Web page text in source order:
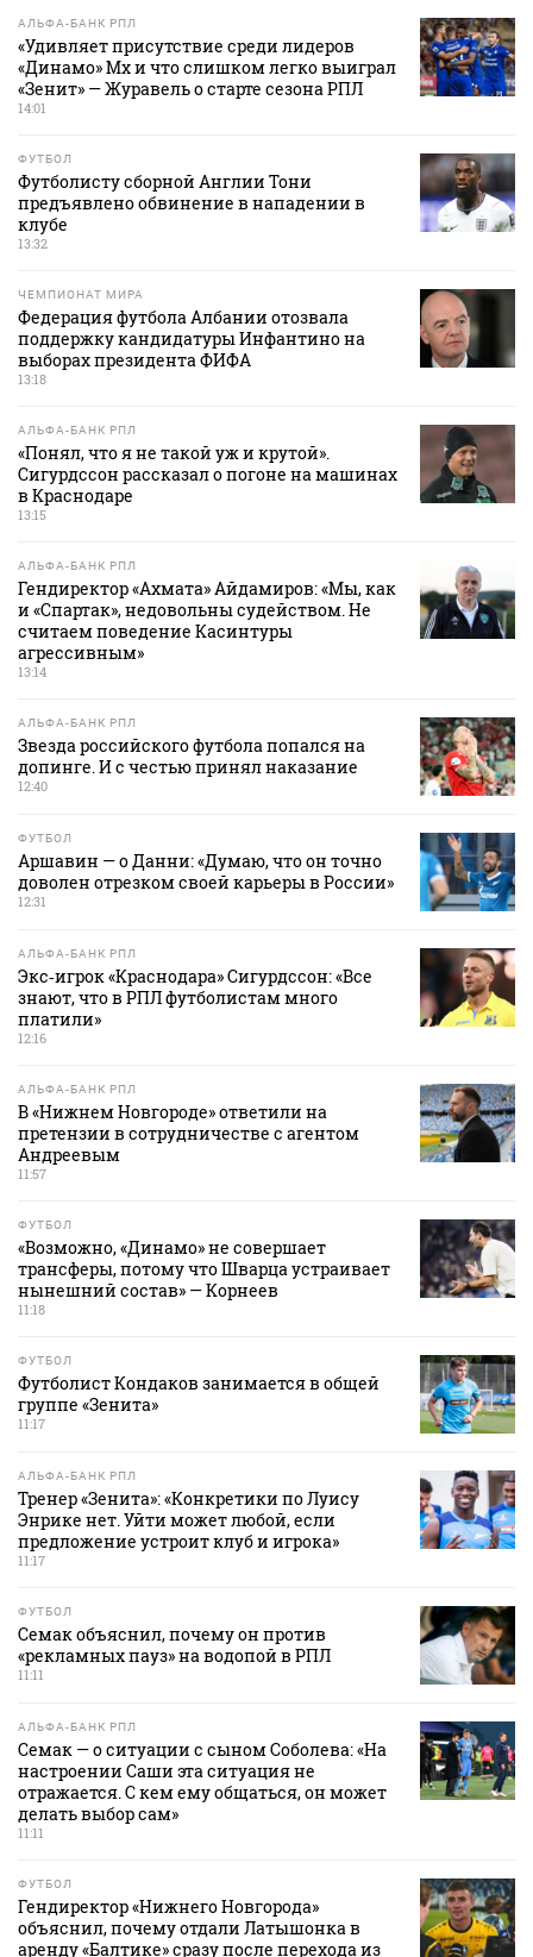
АЛЬФА-БАНК РПЛ
«Удивляет присутствие среди лидеров
«Динамо» Мх и что слишком легко выиграл
«Зенит» — Журавель о старте сезона РПЛ
14:01
ФУТБОЛ
Футболисту сборной Англии Тони
предъявлено обвинение в нападении в
клубе
13:32
ЧЕМПИОНАТ МИРА
Федерация футбола Албании отозвала
поддержку кандидатуры Инфантино на
выборах президента ФИФА
13:18
АЛЬФА-БАНК РПЛ
«Понял, что я не такой уж и крутой».
Сигурдссон рассказал о погоне на машинах
в Краснодаре
13:15
АЛЬФА-БАНК РПЛ
Гендиректор «Ахмата» Айдамиров: «Мы, как
и «Спартак», недовольны судейством. Не
считаем поведение Касинтуры
агрессивным»
13:14
АЛЬФА-БАНК РПЛ
Звезда российского футбола попался на
допинге. И с честью принял наказание
12:40
ФУТБОЛ
Аршавин — о Данни: «Думаю, что он точно
доволен отрезком своей карьеры в России»
12:31
АЛЬФА-БАНК РПЛ
Экс‑игрок «Краснодара» Сигурдссон: «Все
знают, что в РПЛ футболистам много
платили»
12:16
АЛЬФА-БАНК РПЛ
В «Нижнем Новгороде» ответили на
претензии в сотрудничестве с агентом
Андреевым
11:57
ФУТБОЛ
«Возможно, «Динамо» не совершает
трансферы, потому что Шварца устраивает
нынешний состав» — Корнеев
11:18
ФУТБОЛ
Футболист Кондаков занимается в общей
группе «Зенита»
11:17
АЛЬФА-БАНК РПЛ
Тренер «Зенита»: «Конкретики по Луису
Энрике нет. Уйти может любой, если
предложение устроит клуб и игрока»
11:17
ФУТБОЛ
Семак объяснил, почему он против
«рекламных пауз» на водопой в РПЛ
11:11
АЛЬФА-БАНК РПЛ
Семак — о ситуации с сыном Соболева: «На
настроении Саши эта ситуация не
отражается. С кем ему общаться, он может
делать выбор сам»
11:11
ФУТБОЛ
Гендиректор «Нижнего Новгорода»
объяснил, почему отдали Латышонка в
аренду «Балтике» сразу после перехода из